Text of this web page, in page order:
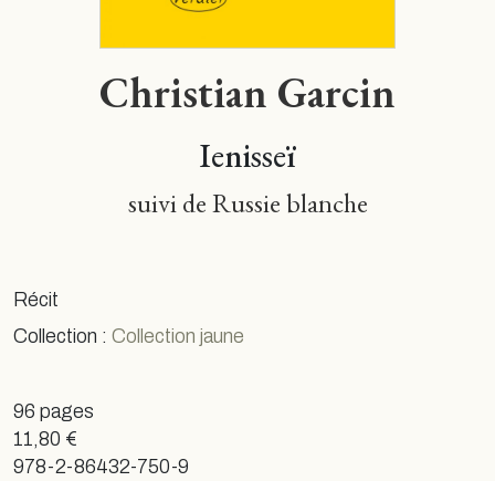
Christian Garcin
Ienisseï
suivi de Russie blanche
Récit
Collection : Collection jaune
96 pages
11,80 €
978-2-86432-750-9